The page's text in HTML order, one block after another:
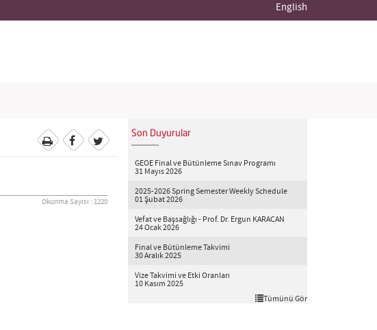
English
Okunma Sayısı : 1220
Son Duyurular
GEOE Final ve Bütünleme Sınav Programı
31 Mayıs 2026
2025-2026 Spring Semester Weekly Schedule
01 Şubat 2026
Vefat ve Başsağlığı - Prof. Dr. Ergun KARACAN
24 Ocak 2026
Final ve Bütünleme Takvimi
30 Aralık 2025
Vize Takvimi ve Etki Oranları
10 Kasım 2025
Tümünü Gör